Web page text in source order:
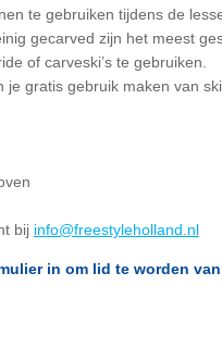
te gebruiken tijdens de
gecarved zijn het meest
of carveski’s te gebruiken.
gratis gebruik maken van
bij info@freestyleholland.nl
in om lid te worden